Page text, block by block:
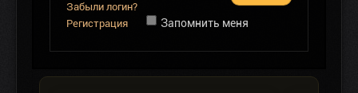
Забыли логин?
Регистрация
Запомнить меня